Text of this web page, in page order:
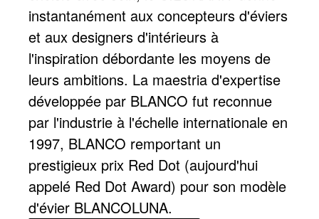
instantanément aux concepteurs d'éviers
et aux designers d'intérieurs à
l'inspiration débordante les moyens de
leurs ambitions. La maestria d'expertise
développée par BLANCO fut reconnue
par l'industrie à l'échelle internationale en
1997, BLANCO remportant un
prestigieux prix Red Dot (aujourd'hui
appelé Red Dot Award) pour son modèle
d'évier BLANCOLUNA.